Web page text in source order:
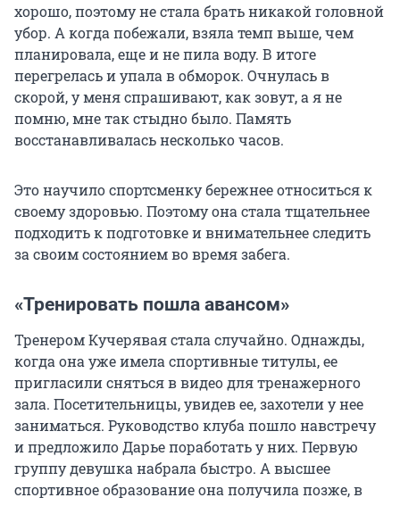
хорошо, поэтому не стала брать никакой головной
убор. А когда побежали, взяла темп выше, чем
планировала, еще и не пила воду. В итоге
перегрелась и упала в обморок. Очнулась в
скорой, у меня спрашивают, как зовут, а я не
помню, мне так стыдно было. Память
восстанавливалась несколько часов.
Это научило спортсменку бережнее относиться к
своему здоровью. Поэтому она стала тщательнее
подходить к подготовке и внимательнее следить
за своим состоянием во время забега.
«Тренировать пошла авансом»
Тренером Кучерявая стала случайно. Однажды,
когда она уже имела спортивные титулы, ее
пригласили сняться в видео для тренажерного
зала. Посетительницы, увидев ее, захотели у нее
заниматься. Руководство клуба пошло навстречу
и предложило Дарье поработать у них. Первую
группу девушка набрала быстро. А высшее
спортивное образование она получила позже, в